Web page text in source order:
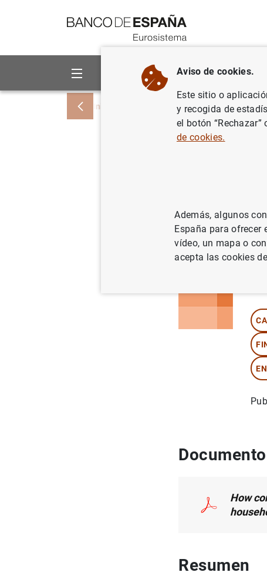
Sobre el Banco Áreas de
Inicio Publicaciones Análisis
varies
13/04/2023
How
Resumen
Aviso de cookies.
Este sitio o
y recogida de
el botón
de cookies.
Además, algunos
España para ofrecer
vídeo, un mapa o
acepta las cookies